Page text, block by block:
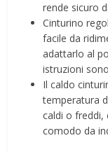
rende sicuro
Cinturino
facile da
adattarlo al
istruzioni
Il caldo
temperatura
caldi o freddi,
comodo da